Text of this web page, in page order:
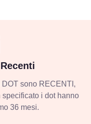
DOT sono RECENTI,
specificato i dot hanno
36 mesi.